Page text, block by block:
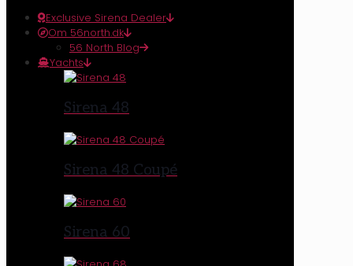
Exclusive Sirena Dealer
Om 56north.dk
56 North Blog
Yachts
Sirena 48
Sirena 48 Coupé
Sirena 60